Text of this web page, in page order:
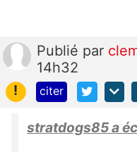
Publié par
14h32
!
citer
stratdogs85 a